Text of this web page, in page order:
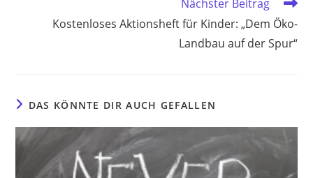
Nächster Beitrag
Kostenloses Aktionsheft für Kinder: „Dem Öko-
Landbau auf der Spur“
DAS KÖNNTE DIR AUCH GEFALLEN